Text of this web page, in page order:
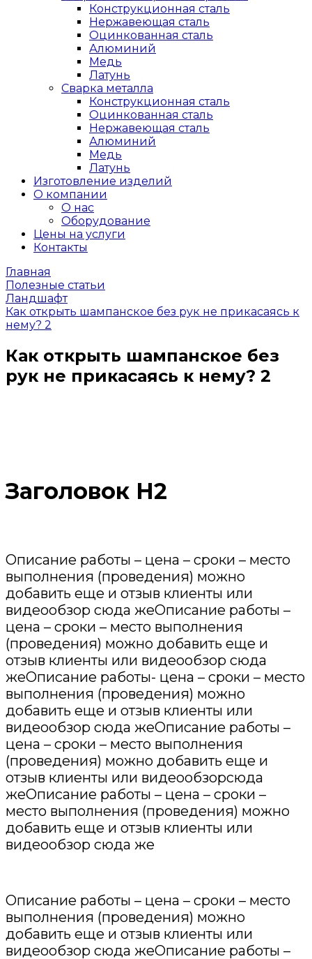
Конструкционная сталь
Нержавеющая сталь
Оцинкованная сталь
Алюминий
Медь
Латунь
Сварка металла
Конструкционная сталь
Оцинкованная сталь
Нержавеющая сталь
Алюминий
Медь
Латунь
Изготовление изделий
О компании
О нас
Оборудование
Цены на услуги
Контакты
Главная
Полезные статьи
Ландшафт
Как открыть шампанское без рук не прикасаясь к
нему? 2
Как открыть шампанское без
рук не прикасаясь к нему? 2
Заголовок Н2
Описание работы – цена – сроки – место
выполнения (проведения) можно
добавить еще и отзыв клиенты или
видеообзор сюда жеОписание работы –
цена – сроки – место выполнения
(проведения) можно добавить еще и
отзыв клиенты или видеообзор сюда
жеОписание работы- цена – сроки – место
выполнения (проведения) можно
добавить еще и отзыв клиенты или
видеообзор сюда жеОписание работы –
цена – сроки – место выполнения
(проведения) можно добавить еще и
отзыв клиенты или видеообзорсюда
жеОписание работы – цена – сроки –
место выполнения (проведения) можно
добавить еще и отзыв клиенты или
видеообзор сюда же
Описание работы – цена – сроки – место
выполнения (проведения) можно
добавить еще и отзыв клиенты или
видеообзор сюда жеОписание работы –